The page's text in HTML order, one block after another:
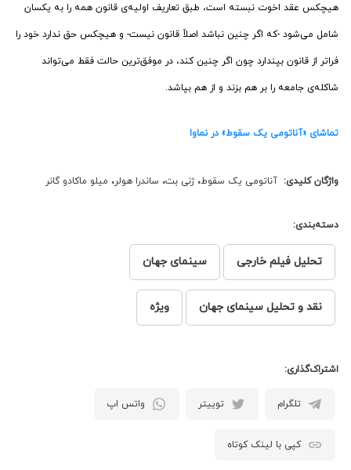
هیچکس عقد اخوت نبسته است، طبق تعاریف اولیه‌ی قانون همه را به یکسان
شامل می‌شود -که اگر چنین نباشد اصلاً قانون نیست- و هیچکس حق ندارد خود را
فراتر از قانون بپندارد چون اگر چنین کند، در موفق‌ترین حالت فقط می‌تواند
شاکله‌ی جامعه را بر هم بزند و از هم بپاشد.
تماشای «آناتومی یک سقوط» در نماوا
واژگان کلیدی: آناتومی یک سقوط، ژنی بت، ساندرا هولر، میلو ماکادو گانر
دسته‌بندی:
تحلیل فیلم خارجی سینمای جهان
نقد و تحلیل سینمای جهان ویژه
اشتراک‌گذاری:
تلگرام توییتر واتس اپ
کپی با لینک کوتاه